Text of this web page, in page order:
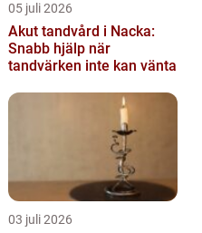
05 juli 2026
Akut tandvård i Nacka:
Snabb hjälp när
tandvärken inte kan vänta
03 juli 2026